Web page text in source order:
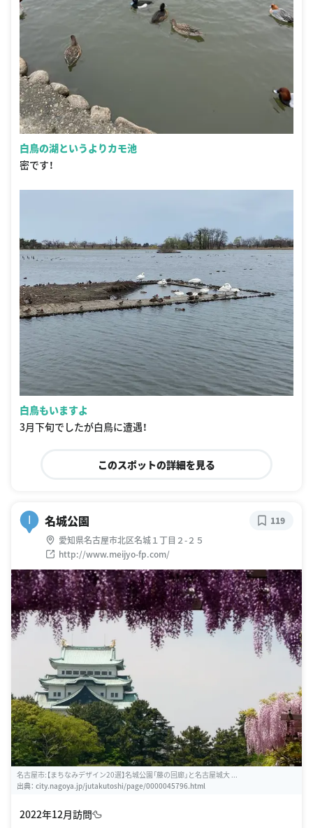
白鳥の湖というよりカモ池
密です！
白鳥もいますよ
3月下旬でしたが白鳥に遭遇！
このスポットの詳細を見る
名城公園
愛知県名古屋市北区名城１丁目２-２５
http://www.meijyo-fp.com/
119
名古屋市:【まちなみデザイン20選】名城公園「藤の回廊」と名古屋城大 ...
出典： city.nagoya.jp/jutakutoshi/page/0000045796.html
2022年12月訪問🦆